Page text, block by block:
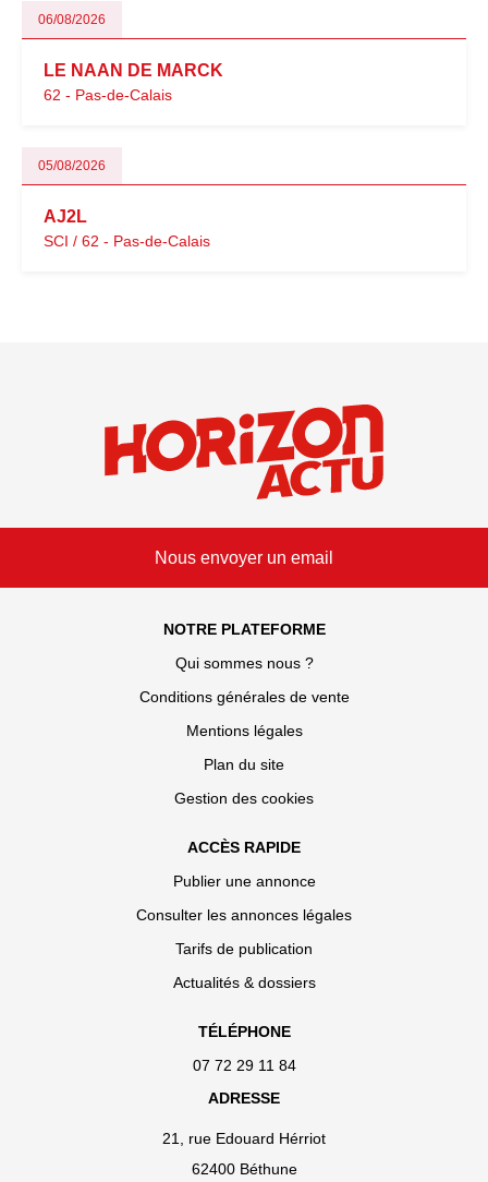
06/08/2026
LE NAAN DE MARCK
62 - Pas-de-Calais
05/08/2026
AJ2L
SCI / 62 - Pas-de-Calais
Nous envoyer un email
NOTRE PLATEFORME
Qui sommes nous ?
Conditions générales de vente
Mentions légales
Plan du site
Gestion des cookies
ACCÈS RAPIDE
Publier une annonce
Consulter les annonces légales
Tarifs de publication
Actualités & dossiers
TÉLÉPHONE
07 72 29 11 84
ADRESSE
21, rue Edouard Hérriot
62400 Béthune